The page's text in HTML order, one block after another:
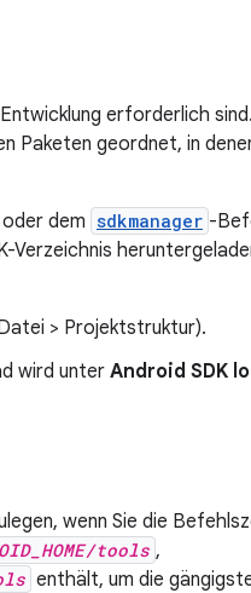
erforderlich
Paketen geordnet, in
dem sdkmanager -
Verzeichnis
> Projektstruktur).
wird unterAndroid SDK
wenn Sie die
tools ,
enthält, um die